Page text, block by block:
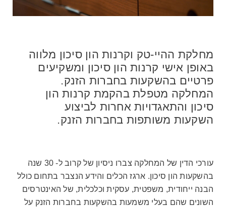
מחלקת ההיי-טק וקרנות הון סיכון מלווה
באופן אישי קרנות הון סיכון ומשקיעים
פרטיים בהשקעות בחברות הזנק.
המחלקה מטפלת בהקמת קרנות הון
סיכון והתאגדויות אחרות לביצוע
השקעות משותפות בחברות הזנק.
עורכי הדין של המחלקה צברו ניסיון של קרוב ל- 30 שנה
בהשקעות הון סיכון. ארגז הכלים והידע הנצבר בתחום כולל
הבנה ייחודית, משפטית, עסקית וכלכלית, של האינטרסים
השונים שהם בעלי משמעות בהשקעות בחברות הזנק על